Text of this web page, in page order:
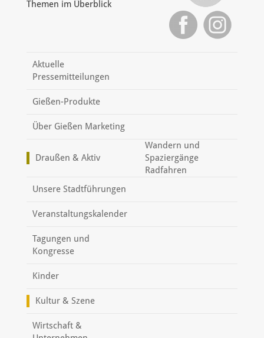
Themen im Überblick
Aktuelle
Pressemitteilungen
Gießen-Produkte
Über Gießen Marketing
Draußen & Aktiv
Wandern und
Spaziergänge
Radfahren
Unsere Stadtführungen
Veranstaltungskalender
Tagungen und
Kongresse
Kinder
Kultur & Szene
Wirtschaft &